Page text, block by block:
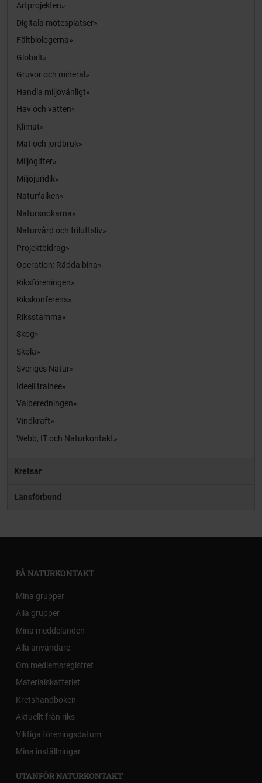
Artprojekten
Digitala mötesplatser
Fältbiologerna
Globalt
Gruvor och mineral
Handla miljövänligt
Hav och vatten
Klimat
Mat och jordbruk
Miljögifter
Miljöjuridik
Naturfalken
Natursnokarna
Naturvård och friluftsliv
Projektbidrag
Operation: Rädda bina
Riksföreningen
Rikskonferens
Riksstämma
Skog
Skola
Sveriges Natur
Ideell trainee
Valberedningen
Vindkraft
Webb, IT och Naturkontakt
Kretsar
Länsförbund
PÅ NATURKONTAKT
Mina grupper
Alla grupper
Mina meddelanden
Alla användare
Om medlemsregistret
Materialskafferiet
Kretshandboken
Aktuellt från riks
Viktiga föreningsdatum
Mina inställningar
UTANFÖR NATURKONTAKT